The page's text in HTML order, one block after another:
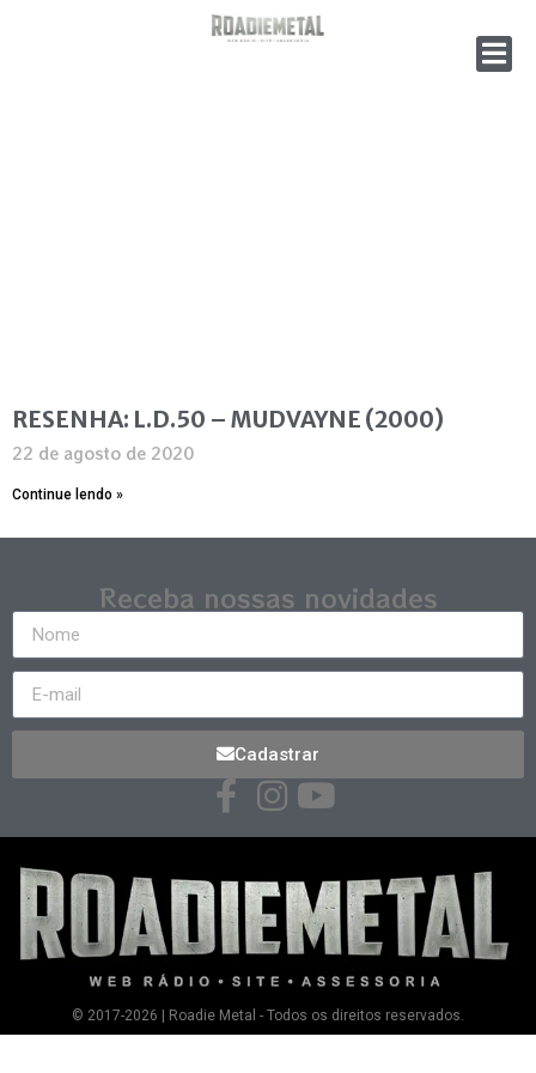
RESENHA: L.D.50 – MUDVAYNE (2000)
22 de agosto de 2020
Continue lendo »
Receba nossas novidades
Cadastrar
© 2017-2026 | Roadie Metal - Todos os direitos reservados.